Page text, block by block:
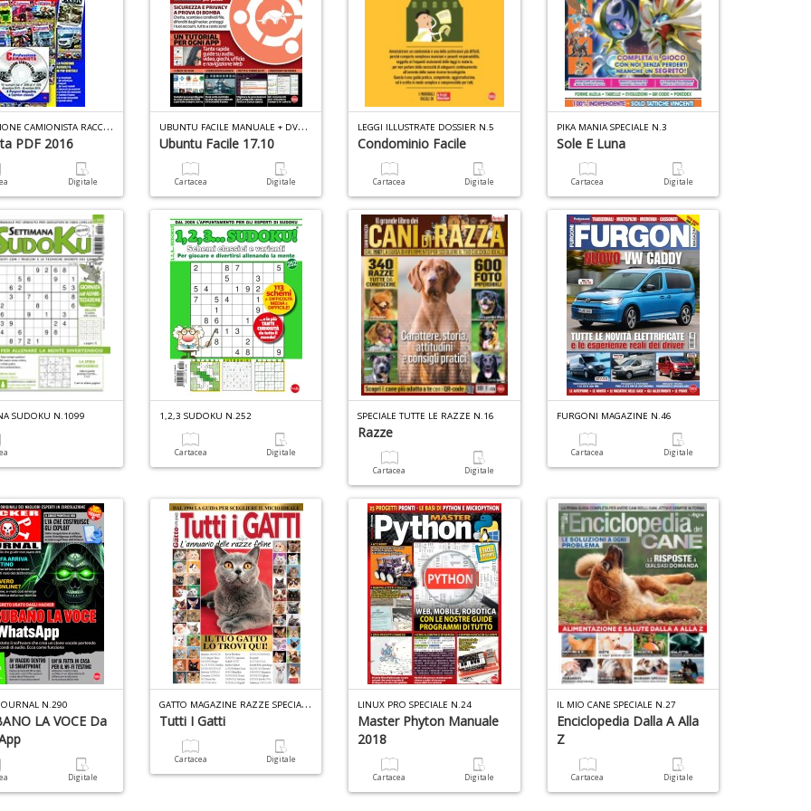
P
ROFESSIONE CAMIONISTA RACCOLTA PDF N.1
PDF 2016
Digitale
U
BUNTU FACILE MANUALE + DVD N.4
Ubuntu Facile 17.10
Cartacea Digitale
LEGGI ILLUSTRATE DOSSIER N.5
Condominio Facile
Cartacea Digitale
PIKA MANIA SPECIALE N.3
Sole E Luna
Cartacea Digitale
SUDOKU N.1099 1,2,3 SUDOKU N.252
Cartacea Digitale
SPECIALE TUTTE LE RAZZE N.16
Razze
Cartacea Digitale
FURGONI MAGAZINE N.46
Cartacea Digitale
N.290
LA VOCE Da
Digitale
G
ATTO MAGAZINE RAZZE SPECIALE N.14
Tutti I Gatti
Cartacea Digitale
LINUX PRO SPECIALE N.24
Master Phyton Manuale
2018
Cartacea Digitale
IL MIO CANE SPECIALE N.27
Enciclopedia Dalla A Alla
Z
Cartacea Digitale